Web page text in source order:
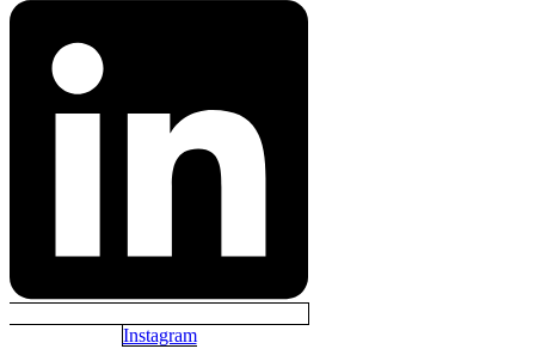
Instagram